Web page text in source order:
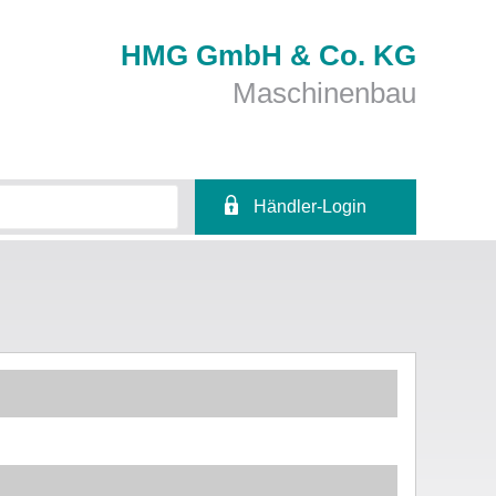
HMG GmbH & Co. KG
Maschinenbau
Händler-Login
Passwort